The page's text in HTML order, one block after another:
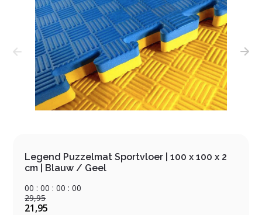
Legend Puzzelmat Sportvloer | 100 x 100 x 2
cm | Blauw / Geel
00 :00 :00 :00
29,95
21,95